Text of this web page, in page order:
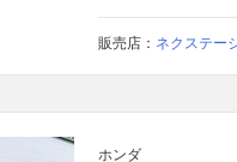
販売店： ネクステー
ホンダ